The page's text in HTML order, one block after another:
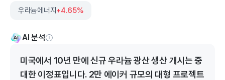
우라늄에너지 +4.65%
AI 분석
미국에서 10년 만에 신규 우라늄 광산 생산 개시는 중
대한 이정표입니다. 2만 에이커 규모의 대형 프로젝트